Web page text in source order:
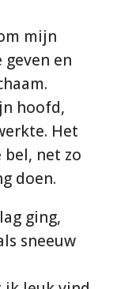
mijn
en
hoofd,
Het
net zo
doen.
ging,
sneeuw